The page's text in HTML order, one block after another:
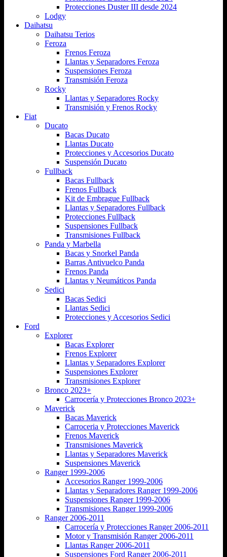
Protecciones Duster III desde 2024
Lodgy
Daihatsu
Daihatsu Terios
Feroza
Frenos Feroza
Llantas y Separadores Feroza
Suspensiones Feroza
Transmisión Feroza
Rocky
Llantas y Separadores Rocky
Transmisión y Frenos Rocky
Fiat
Ducato
Bacas Ducato
Llantas Ducato
Protecciones y Accesorios Ducato
Suspensión Ducato
Fullback
Bacas Fullback
Frenos Fullback
Kit de Embrague Fullback
Llantas y Separadores Fullback
Protecciones Fullback
Suspensiones Fullback
Transmisiones Fullback
Panda y Marbella
Bacas y Snorkel Panda
Barras Antivuelco Panda
Frenos Panda
Llantas y Neumáticos Panda
Sedici
Bacas Sedici
Llantas Sedici
Protecciones y Accesorios Sedici
Ford
Explorer
Bacas Explorer
Frenos Explorer
Llantas y Separadores Explorer
Suspensiones Explorer
Transmisiones Explorer
Bronco 2023+
Carrocería y Protecciones Bronco 2023+
Maverick
Bacas Maverick
Carroceria y Protecciones Maverick
Frenos Maverick
Transmisiones Maverick
Llantas y Separadores Maverick
Suspensiones Maverick
Ranger 1999-2006
Accesorios Ranger 1999-2006
Llantas y Separadores Ranger 1999-2006
Suspensiones Ranger 1999-2006
Transmisiones Ranger 1999-2006
Ranger 2006-2011
Carrocería y Protecciones Ranger 2006-2011
Motor y Transmisión Ranger 2006-2011
Llantas Ranger 2006-2011
Suspensiones Ford Ranger 2006-2011